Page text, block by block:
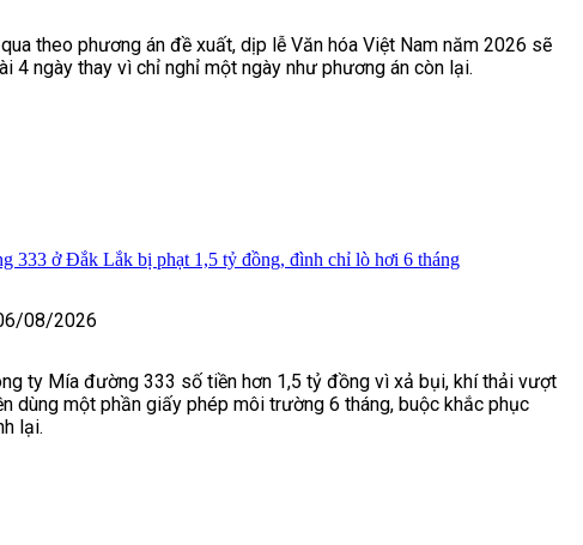
theo phương án đề xuất, dịp lễ Văn hóa Việt Nam năm 2026 sẽ
4 ngày thay vì chỉ nghỉ một ngày như phương án còn lại.
333 ở Đắk Lắk bị phạt 1,5 tỷ đồng, đình chỉ lò hơi 6 tháng
08/2026
ty Mía đường 333 số tiền hơn 1,5 tỷ đồng vì xả bụi, khí thải vượt
dùng một phần giấy phép môi trường 6 tháng, buộc khắc phục
lại.